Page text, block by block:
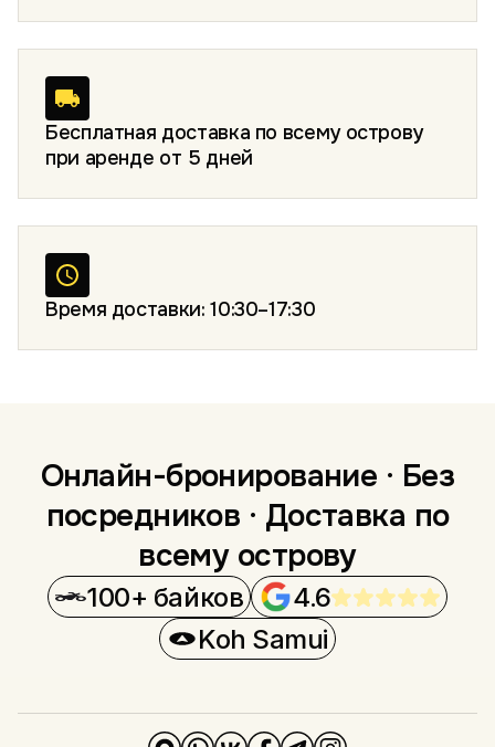
Бесплатная доставка по всему острову
при аренде от 5 дней
Время доставки: 10:30–17:30
Онлайн-бронирование · Без
посредников · Доставка по
всему острову
100+ байков
4.6
Koh Samui